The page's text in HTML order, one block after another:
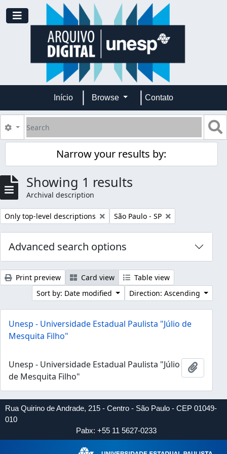
Skip to main content
Toggle navigation
Início Browse Contato
Search
Search options
Narrow your results by:
Showing 1 results
Archival description
Remove filter:
Only top-level descriptions Remove filter:
São Paulo - SP
Advanced search options
Print preview Card view
Table view
Sort by: Date modified
Direction: Ascending
Unesp - Universidade Estadual Paulista "Júlio de
Mesquita Filho"
Unesp - Universidade Estadual Paulista "Júlio
de Mesquita Filho"
Add to
Rua Quirino de Andrade, 215 - Centro - São Paulo - CEP 01049-
010
Pabx: +55 11 5627-0233